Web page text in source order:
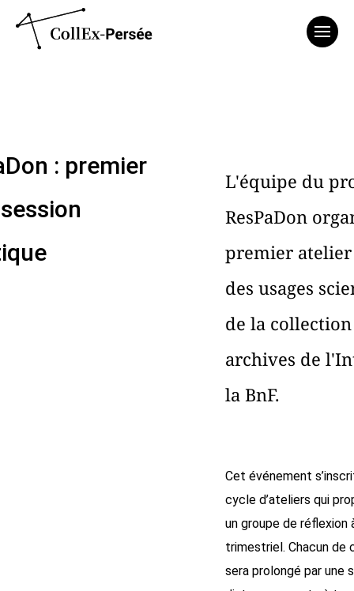
: premier
L'équipe du
ResPaDon
premier
des usages
de la
archives de
la BnF.
Cet événement
cycle d’ateliers qui
un groupe de réflexion
trimestriel. Chacun de
sera prolongé par une